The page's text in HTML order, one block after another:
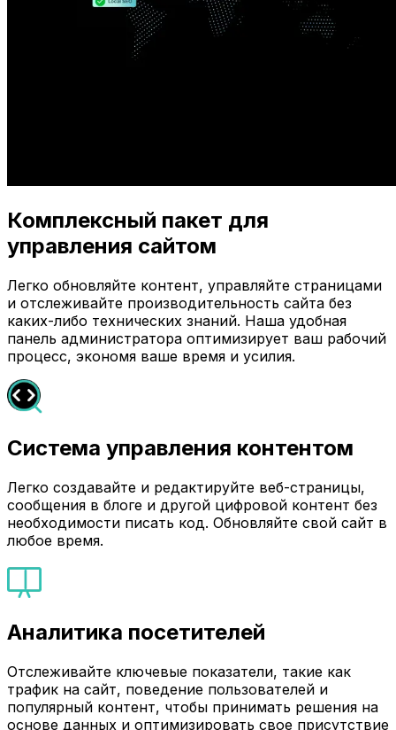
Комплексный пакет для
управления сайтом
Легко обновляйте контент, управляйте страницами
и отслеживайте производительность сайта без
каких-либо технических знаний. Наша удобная
панель администратора оптимизирует ваш рабочий
процесс, экономя ваше время и усилия.
Система управления контентом
Легко создавайте и редактируйте веб-страницы,
сообщения в блоге и другой цифровой контент без
необходимости писать код. Обновляйте свой сайт в
любое время.
Аналитика посетителей
Отслеживайте ключевые показатели, такие как
трафик на сайт, поведение пользователей и
популярный контент, чтобы принимать решения на
основе данных и оптимизировать свое присутствие